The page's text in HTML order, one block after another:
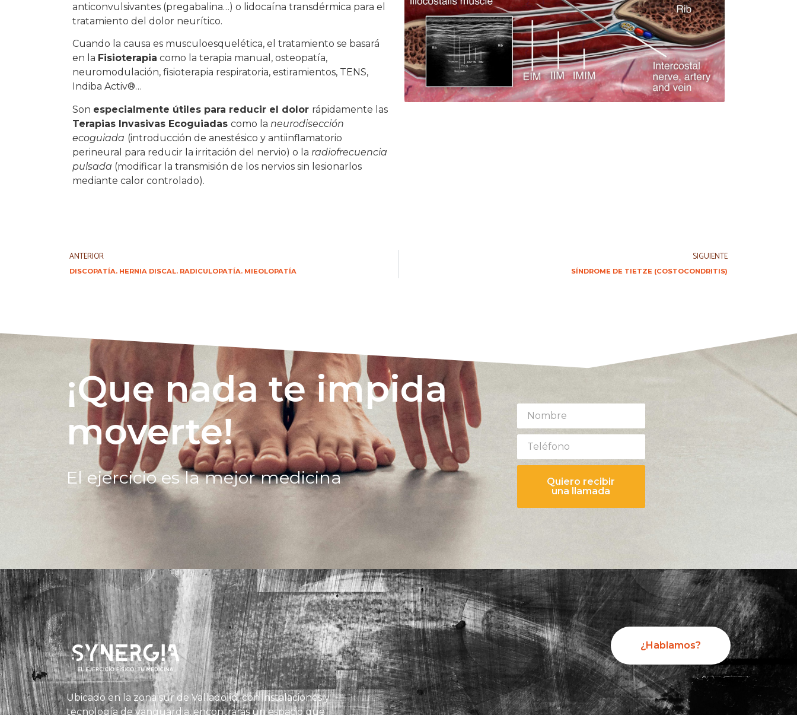
anticonvulsivantes (pregabalina…) o lidocaína transdérmica para el
tratamiento del dolor neurítico.
Cuando la causa es musculoesquelética, el tratamiento se basará
en la Fisioterapia como la terapia manual, osteopatía,
neuromodulación, fisioterapia respiratoria, estiramientos, TENS,
Indiba Activ®…
Son especialmente útiles para reducir el dolor rápidamente las
Terapias Invasivas Ecoguiadas como la neurodisección
ecoguiada (introducción de anestésico y antiinflamatorio
perineural para reducir la irritación del nervio) o la radiofrecuencia
pulsada (modificar la transmisión de los nervios sin lesionarlos
mediante calor controlado).
ANTERIOR
DISCOPATÍA. HERNIA DISCAL. RADICULOPATÍA. MIEOLOPATÍA
SIGUIENTE
SÍNDROME DE TIETZE (COSTOCONDRITIS)
¡Que nada te impida
moverte!
El ejercicio es la mejor medicina
Quiero recibir
una llamada
Ubicado en la zona sur de Valladolid, con instalaciones y
tecnología de vanguardia, encontrarás un espacio que
¿Hablamos?